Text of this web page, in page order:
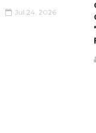
Jul 24, 2026